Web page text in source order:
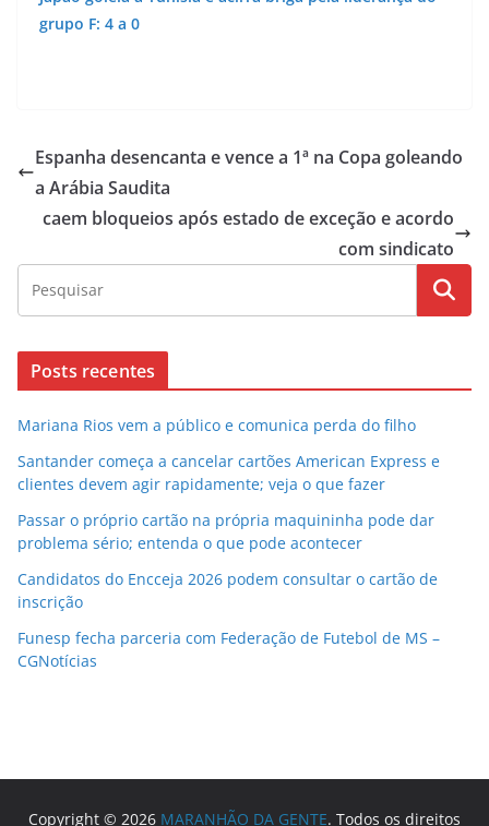
grupo F: 4 a 0
Espanha desencanta e vence a 1ª na Copa goleando
a Arábia Saudita
caem bloqueios após estado de exceção e acordo
com sindicato
Posts recentes
Mariana Rios vem a público e comunica perda do filho
Santander começa a cancelar cartões American Express e
clientes devem agir rapidamente; veja o que fazer
Passar o próprio cartão na própria maquininha pode dar
problema sério; entenda o que pode acontecer
Candidatos do Encceja 2026 podem consultar o cartão de
inscrição
Funesp fecha parceria com Federação de Futebol de MS –
CGNotícias
Copyright © 2026 MARANHÃO DA GENTE. Todos os direitos